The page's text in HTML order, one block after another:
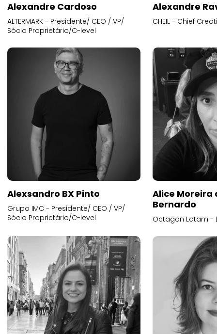
Alexandre Cardoso
ALTERMARK - Presidente/ CEO / VP/
Sócio Proprietário/C-level
Alexandre
CHEIL - Chief
Alexsandro BX Pinto
Grupo IMC - Presidente/ CEO / VP/
Sócio Proprietário/C-level
Alice
Bernardo
Octagon Latam -